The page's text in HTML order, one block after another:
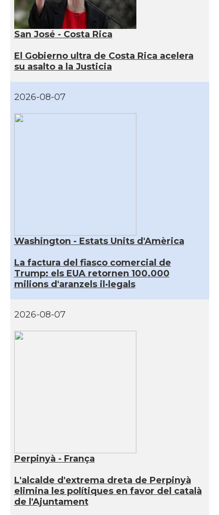
San José - Costa Rica
El Gobierno ultra de Costa Rica acelera
su asalto a la Justicia
2026-08-07
Washington - Estats Units d'Amèrica
La factura del fiasco comercial de
Trump: els EUA retornen 100.000
milions d'aranzels il·legals
2026-08-07
Perpinyà - França
L'alcalde d'extrema dreta de Perpinyà
elimina les polítiques en favor del català
de l'Ajuntament